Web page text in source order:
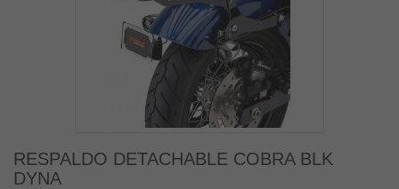
RESPALDO DETACHABLE COBRA BLK
DYNA